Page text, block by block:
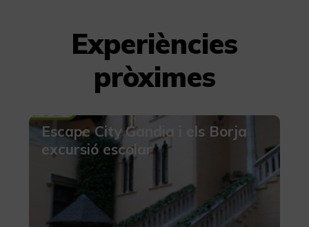
Experiències
pròximes
Escape City Gandia i els Borja
excursió escolar